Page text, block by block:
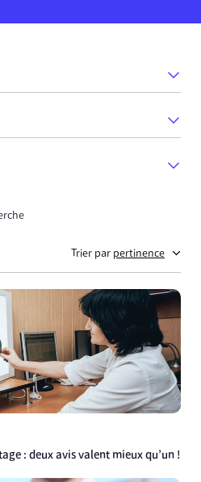
Trier par pertinence
: deux avis valent mieux qu’un !